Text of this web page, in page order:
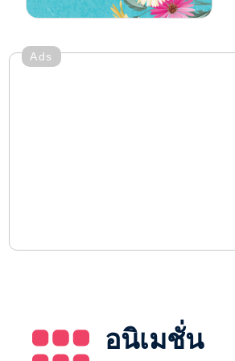
Ads
อนิเมชั่น